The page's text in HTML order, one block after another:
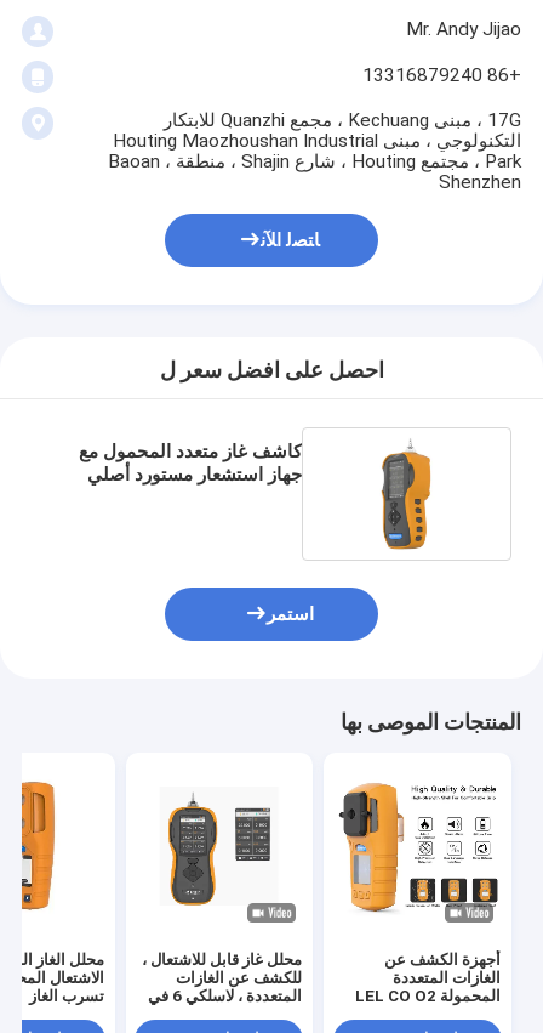
Mr. Andy Jijao
+86 13316879240
17G ، مبنى Kechuang ، مجمع Quanzhi للابتكار
التكنولوجي ، مبنى Houting Maozhoushan Industrial
Park ، مجتمع Houting ، شارع Shajin ، منطقة Baoan ،
Shenzhen
ﺎﺘﺼﻟ ﺍﻶﻧ
احصل على افضل سعر ل
كاشف غاز متعدد المحمول مع
جهاز استشعار مستورد أصلي
استمر
المنتجات الموصى بها
أجهزة الكشف عن
الغازات المتعددة
المحمولة LEL CO O2
محلل غاز قابل للاشتعال ،
للكشف عن الغازات
المتعددة ، لاسلكي 6 في
محلل الغاز
الاشتعال
تسرب الغاز